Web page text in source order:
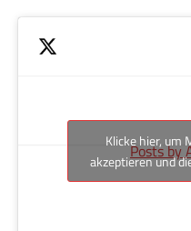
Posts by
Klicke hier, um
akzeptieren und